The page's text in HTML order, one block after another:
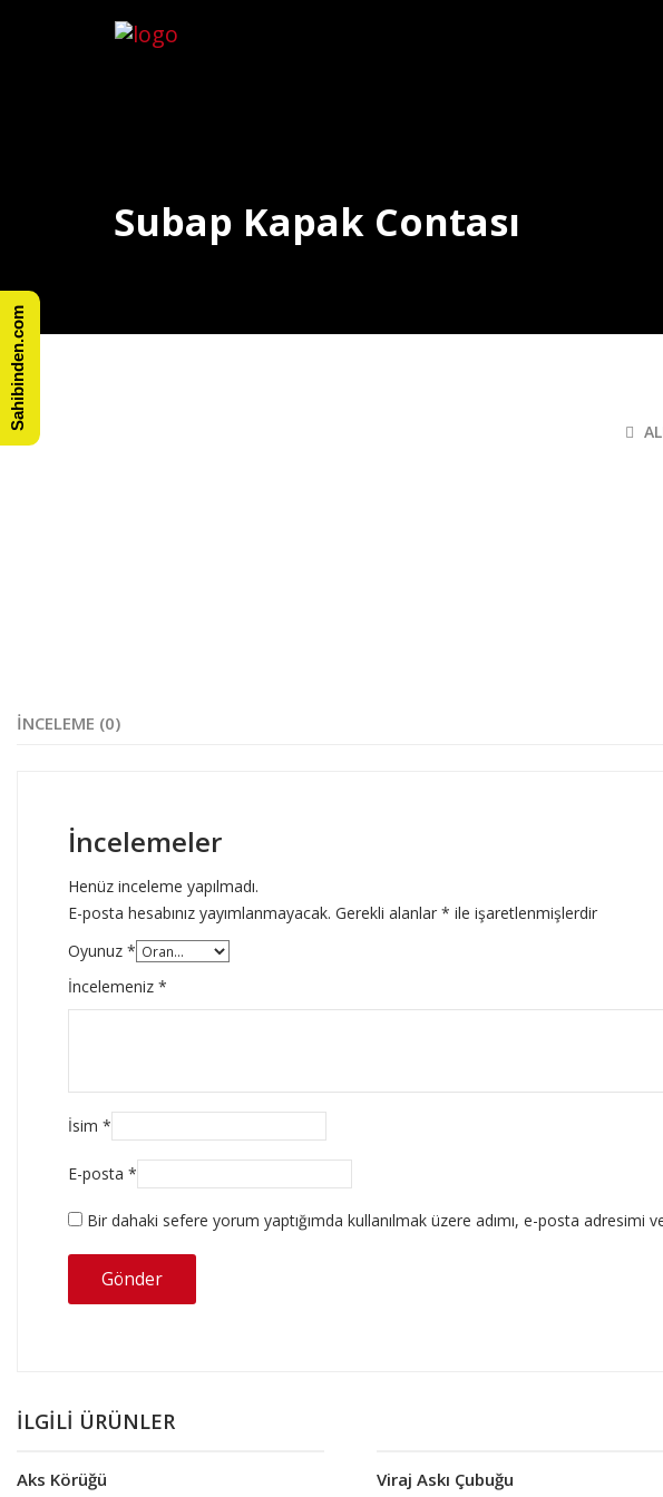
Subap Kapak Contası
İNCELEME (0)
İncelemeler
Henüz inceleme yapılmadı.
E-posta hesabınız yayımlanmayacak. Gerekli alanlar * ile işaretlenmişlerdir
Oyunuz *
İncelemeniz *
İsim *
E-posta *
Bir dahaki sefere yorum yaptığımda kullanılmak üzere adımı, e-posta adresimi
İLGILI ÜRÜNLER
Aks Körüğü Devamını oku
Viraj Askı Çubuğu
Sahibinden.com